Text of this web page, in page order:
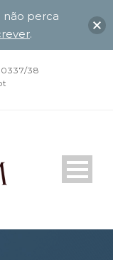
38
não perca
.